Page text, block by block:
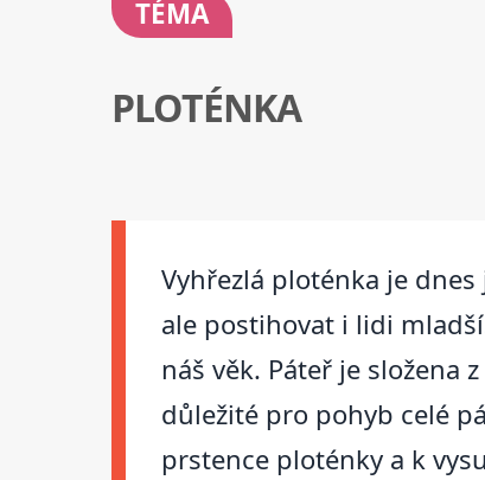
TÉMA
PLOTÉNKA
Vyhřezlá ploténka je
ale postihovat i lidi
náš věk. Páteř je složena
důležité pro pohyb celé
prstence ploténky a k